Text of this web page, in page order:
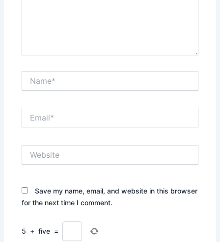
Save my name, email, and website in this browser
for the next time I comment.
5 + five =